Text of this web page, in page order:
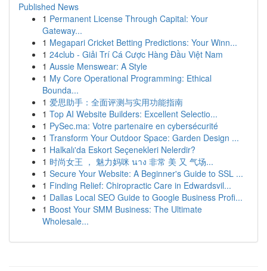
Published News
1 Permanent License Through Capital: Your
Gateway...
1 Megapari Cricket Betting Predictions: Your Winn...
1 24club - Giải Trí Cá Cược Hàng Đầu Việt Nam
1 Aussie Menswear: A Style
1 My Core Operational Programming: Ethical
Bounda...
1 爱思助手：全面评测与实用功能指南
1 Top AI Website Builders: Excellent Selectio...
1 PySec.ma: Votre partenaire en cybersécurité
1 Transform Your Outdoor Space: Garden Design ...
1 Halkalı'da Eskort Seçenekleri Nelerdir?
1 时尚女王 ， 魅力妈咪 นาง 非常 美 又 气场...
1 Secure Your Website: A Beginner's Guide to SSL ...
1 Finding Relief: Chiropractic Care in Edwardsvil...
1 Dallas Local SEO Guide to Google Business Profi...
1 Boost Your SMM Business: The Ultimate
Wholesale...